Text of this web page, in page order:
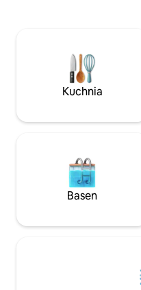
przebywa wiele
a także nasze zwierzęta
Zwierzęta domowe,
być ogrodzone. Dostępna jest
Kuchnia
Basen